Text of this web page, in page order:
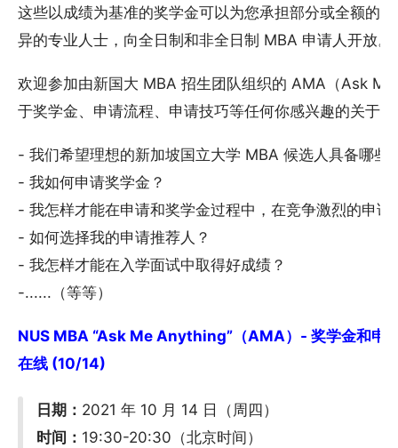
这些以成绩为基准的奖学金可以为您承担部分或全额的
异的专业人士，向全日制和非全日制 MBA 申请人开放。
欢迎参加由新国大 MBA 招生团队组织的 AMA（Ask
于奖学金、申请流程、申请技巧等任何你感兴趣的关于
- 我们希望理想的新加坡国立大学 MBA 候选人具备哪些
- 我如何申请奖学金？
- 我怎样才能在申请和奖学金过程中，在竞争激烈的申请
- 如何选择我的申请推荐人？
- 我怎样才能在入学面试中取得好成绩？
-......（等等）
NUS MBA “Ask Me Anything”（AMA）- 奖学金和申
在线 (10/14)
日期： 2021 年 10 月 14 日（周四）
时间： 19:30-20:30（北京时间）